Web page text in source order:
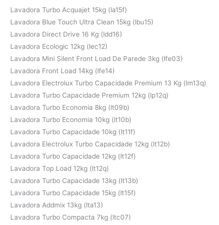
Lavadora Turbo Acquajet 15kg (la15f)
Lavadora Blue Touch Ultra Clean 15kg (lbu15)
Lavadora Direct Drive 16 Kg (ldd16)
Lavadora Ecologic 12kg (lec12)
Lavadora Mini Silent Front Load De Parede 3kg (lfe03)
Lavadora Front Load 14kg (lfe14)
Lavadora Electrolux Turbo Capacidade Premium 13 Kg (lm13q)
Lavadora Turbo Capacidade Premium 12kg (lp12q)
Lavadora Turbo Economia 8kg (lt09b)
Lavadora Turbo Economia 10kg (lt10b)
Lavadora Turbo Capacidade 10kg (lt11f)
Lavadora Electrolux Turbo Capacidade 12kg (lt12b)
Lavadora Turbo Capacidade 12kg (lt12f)
Lavadora Top Load 12kg (lt12q)
Lavadora Turbo Capacidade 13kg (lt13b)
Lavadora Turbo Capacidade 15kg (lt15f)
Lavadora Addmix 13kg (lta13)
Lavadora Turbo Compacta 7kg (ltc07)